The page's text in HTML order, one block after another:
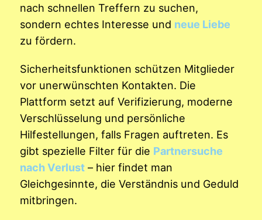
nach schnellen Treffern zu suchen,
sondern echtes Interesse und neue Liebe
zu fördern.
Sicherheitsfunktionen schützen Mitglieder
vor unerwünschten Kontakten. Die
Plattform setzt auf Verifizierung, moderne
Verschlüsselung und persönliche
Hilfestellungen, falls Fragen auftreten. Es
gibt spezielle Filter für die Partnersuche
nach Verlust – hier findet man
Gleichgesinnte, die Verständnis und Geduld
mitbringen.